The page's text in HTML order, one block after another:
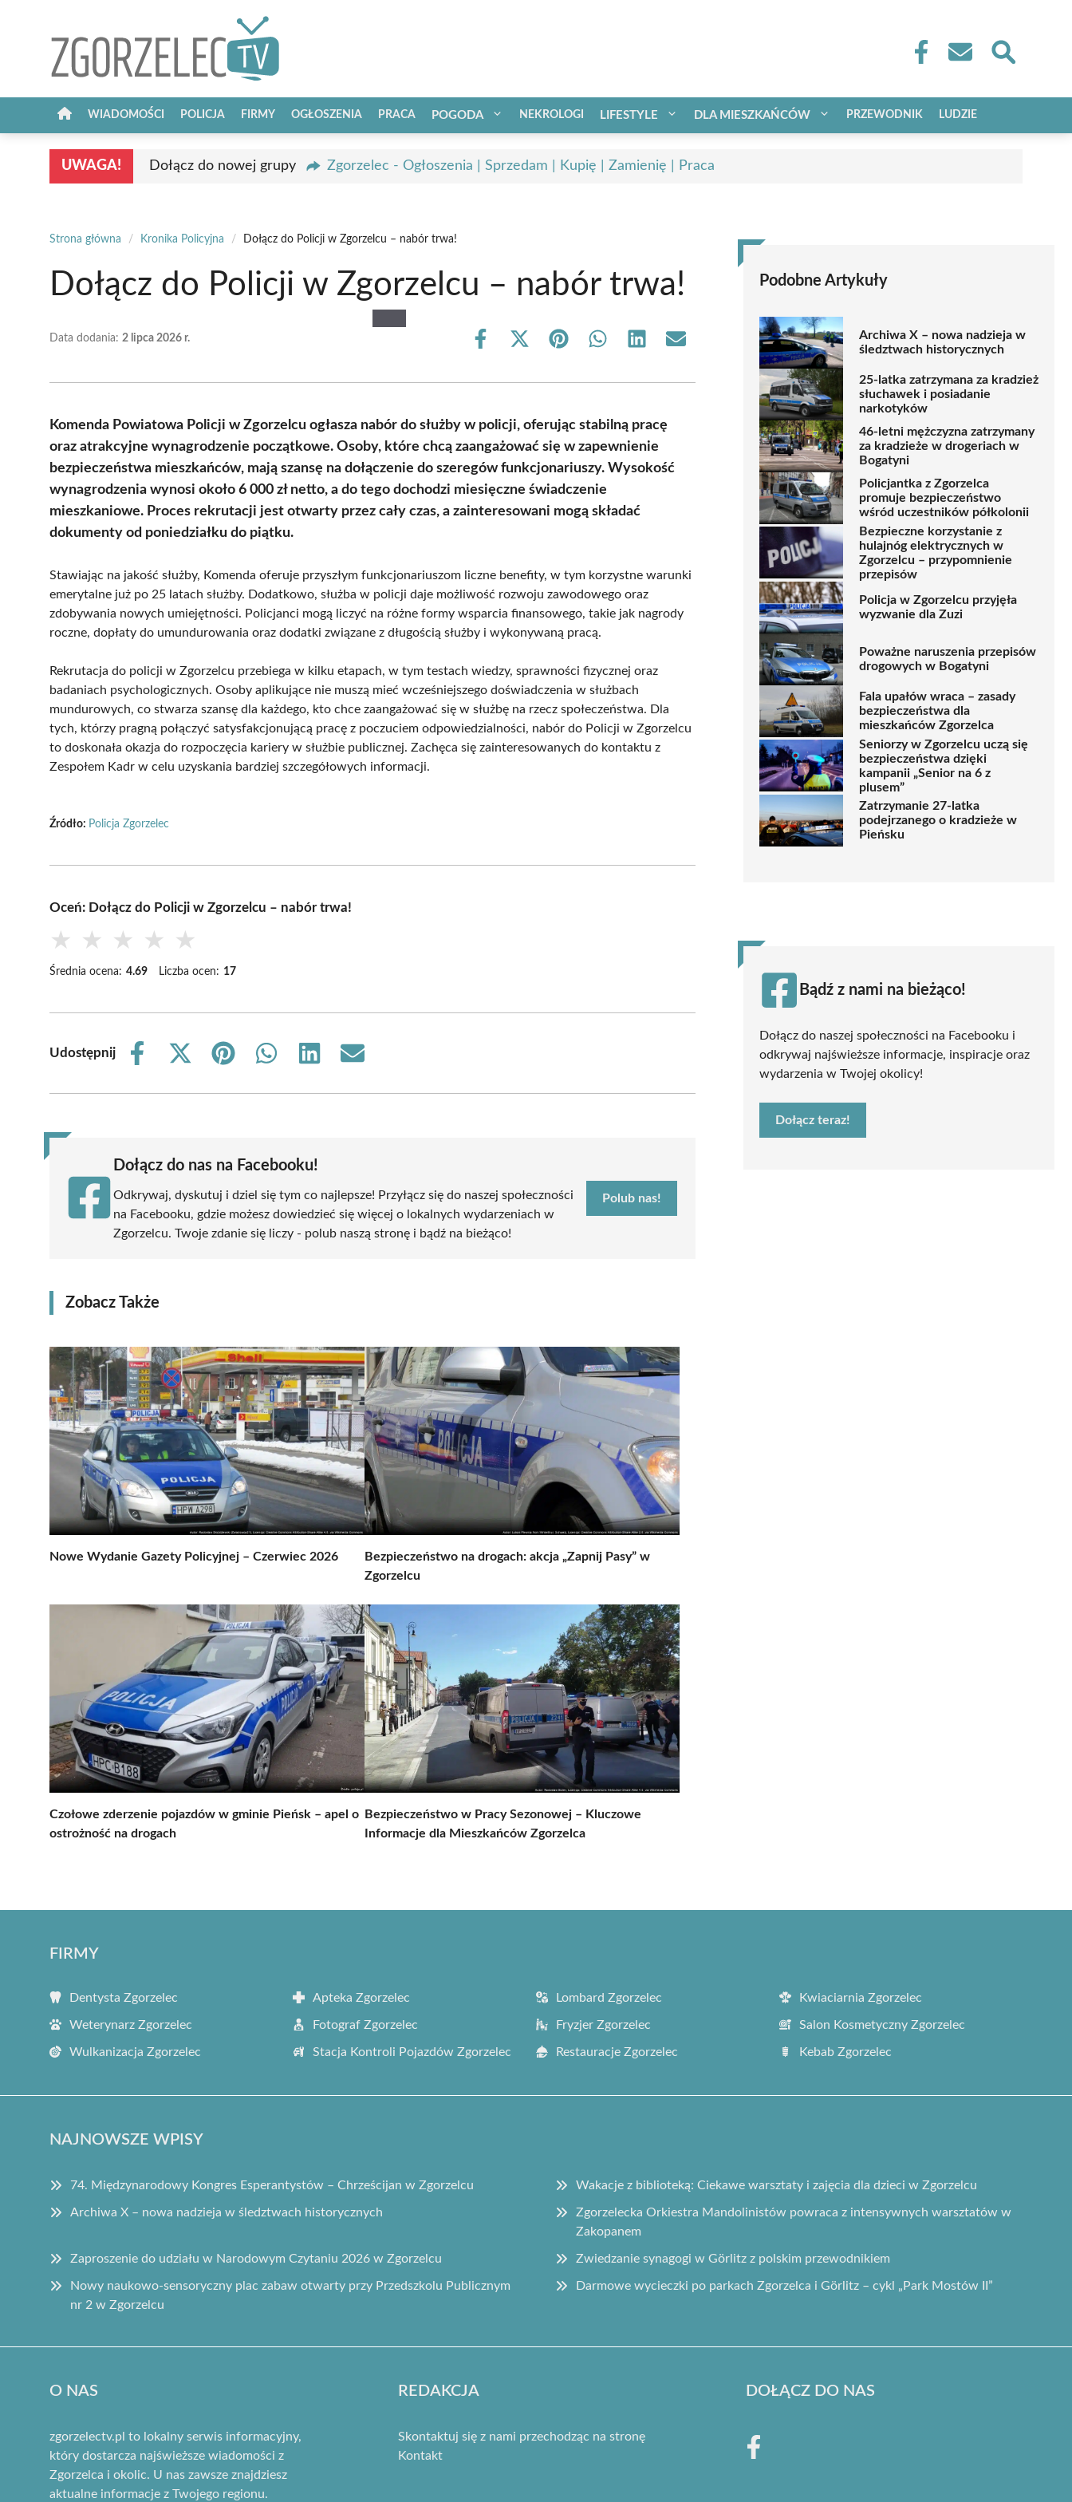
WIADOMOŚCI POLICJA FIRMY OGŁOSZENIA PRACA POGODA NEKROLOGI LIFESTYLE DLA MIESZKAŃCÓW PRZEWODNIK LUDZIE
UWAGA! Dołącz do nowej grupy Zgorzelec - Ogłoszenia | Sprzedam | Kupię | Zamienię | Praca
Strona główna / Kronika Policyjna / Dołącz do Policji w Zgorzelcu – nabór trwa!
Dołącz do Policji w Zgorzelcu – nabór trwa!
Data dodania: 2 lipca 2026 r.
Share
Share
(Twitter)
Share Share Share Share
Komenda Powiatowa Policji w Zgorzelcu ogłasza nabór do służby w policji, oferując stabilną pracę
oraz atrakcyjne wynagrodzenie początkowe. Osoby, które chcą zaangażować się w zapewnienie
bezpieczeństwa mieszkańców, mają szansę na dołączenie do szeregów funkcjonariuszy. Wysokość
wynagrodzenia wynosi około 6 000 zł netto, a do tego dochodzi miesięczne świadczenie
mieszkaniowe. Proces rekrutacji jest otwarty przez cały czas, a zainteresowani mogą składać
dokumenty od poniedziałku do piątku.
Stawiając na jakość służby, Komenda oferuje przyszłym funkcjonariuszom liczne benefity, w tym korzystne warunki
emerytalne już po 25 latach służby. Dodatkowo, służba w policji daje możliwość rozwoju zawodowego oraz
zdobywania nowych umiejętności. Policjanci mogą liczyć na różne formy wsparcia finansowego, takie jak nagrody
roczne, dopłaty do umundurowania oraz dodatki związane z długością służby i wykonywaną pracą.
Rekrutacja do policji w Zgorzelcu przebiega w kilku etapach, w tym testach wiedzy, sprawności fizycznej oraz
badaniach psychologicznych. Osoby aplikujące nie muszą mieć wcześniejszego doświadczenia w służbach
mundurowych, co stwarza szansę dla każdego, kto chce zaangażować się w służbę na rzecz społeczeństwa. Dla
tych, którzy pragną połączyć satysfakcjonującą pracę z poczuciem odpowiedzialności, nabór do Policji w Zgorzelcu
to doskonała okazja do rozpoczęcia kariery w służbie publicznej. Zachęca się zainteresowanych do kontaktu z
Zespołem Kadr w celu uzyskania bardziej szczegółowych informacji.
Źródło: Policja Zgorzelec
Oceń: Dołącz do Policji w Zgorzelcu – nabór trwa!
★ ★ ★ ★ ★
Średnia ocena: 4.69 Liczba ocen: 17
Udostępnij
Share
Share
(Twitter)
Share
Share
Share
Share
Dołącz do nas na Facebooku!
Odkrywaj, dyskutuj i dziel się tym co najlepsze! Przyłącz się do naszej społeczności
na Facebooku, gdzie możesz dowiedzieć się więcej o lokalnych wydarzeniach w
Zgorzelcu. Twoje zdanie się liczy - polub naszą stronę i bądź na bieżąco!
Polub nas!
Zobacz Także
Nowe Wydanie Gazety Policyjnej – Czerwiec 2026
Bezpieczeństwo na drogach: akcja „Zapnij Pasy” w
Zgorzelcu
Czołowe zderzenie pojazdów w gminie Pieńsk – apel o
ostrożność na drogach
Bezpieczeństwo w Pracy Sezonowej – Kluczowe
Informacje dla Mieszkańców Zgorzelca
Podobne Artykuły
Archiwa X – nowa nadzieja w
śledztwach historycznych
25-latka zatrzymana za kradzież
słuchawek i posiadanie
narkotyków
46-letni mężczyzna zatrzymany
za kradzieże w drogeriach w
Bogatyni
Policjantka z Zgorzelca
promuje bezpieczeństwo
wśród uczestników półkolonii
Bezpieczne korzystanie z
hulajnóg elektrycznych w
Zgorzelcu – przypomnienie
przepisów
Policja w Zgorzelcu przyjęła
wyzwanie dla Zuzi
Poważne naruszenia przepisów
drogowych w Bogatyni
Fala upałów wraca – zasady
bezpieczeństwa dla
mieszkańców Zgorzelca
Seniorzy w Zgorzelcu uczą się
bezpieczeństwa dzięki
kampanii „Senior na 6 z
plusem”
Zatrzymanie 27-latka
podejrzanego o kradzieże w
Pieńsku
Bądź z nami na bieżąco!
Dołącz do naszej społeczności na Facebooku i
odkrywaj najświeższe informacje, inspiracje oraz
wydarzenia w Twojej okolicy!
Dołącz teraz!
FIRMY
Dentysta Zgorzelec Apteka Zgorzelec Lombard Zgorzelec Kwiaciarnia Zgorzelec
Weterynarz Zgorzelec Fotograf Zgorzelec Fryzjer Zgorzelec Salon Kosmetyczny Zgorzelec
Wulkanizacja Zgorzelec Stacja Kontroli Pojazdów Zgorzelec Restauracje Zgorzelec Kebab Zgorzelec
NAJNOWSZE WPISY
74. Międzynarodowy Kongres Esperantystów – Chrześcijan w Zgorzelcu Wakacje z biblioteką: Ciekawe warsztaty i zajęcia dla dzieci w Zgorzelcu
Archiwa X – nowa nadzieja w śledztwach historycznych
Zgorzelecka Orkiestra Mandolinistów powraca z intensywnych warsztatów w
Zakopanem
Zaproszenie do udziału w Narodowym Czytaniu 2026 w Zgorzelcu Zwiedzanie synagogi w Görlitz z polskim przewodnikiem
Nowy naukowo-sensoryczny plac zabaw otwarty przy Przedszkolu Publicznym
nr 2 w Zgorzelcu
Darmowe wycieczki po parkach Zgorzelca i Görlitz – cykl „Park Mostów II”
O NAS
zgorzelectv.pl to lokalny serwis informacyjny,
który dostarcza najświeższe wiadomości z
Zgorzelca i okolic. U nas zawsze znajdziesz
aktualne informacje z Twojego regionu.
REDAKCJA
Skontaktuj się z nami przechodząc na stronę
Kontakt
DOŁĄCZ DO NAS